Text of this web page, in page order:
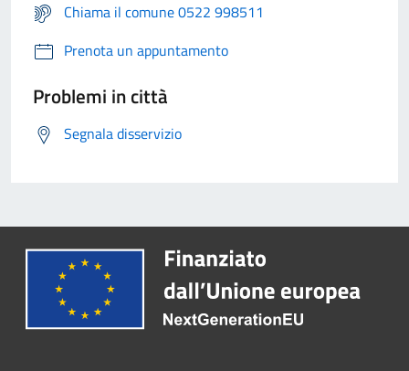
Chiama il comune 0522 998511
Prenota un appuntamento
Problemi in città
Segnala disservizio